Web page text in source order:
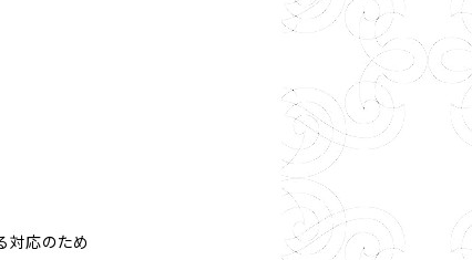
対応のため